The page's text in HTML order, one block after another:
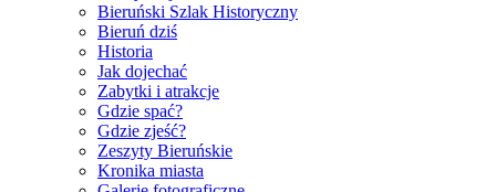
Bieruński Szlak Historyczny
Bieruń dziś
Historia
Jak dojechać
Zabytki i atrakcje
Gdzie spać?
Gdzie zjeść?
Zeszyty Bieruńskie
Kronika miasta